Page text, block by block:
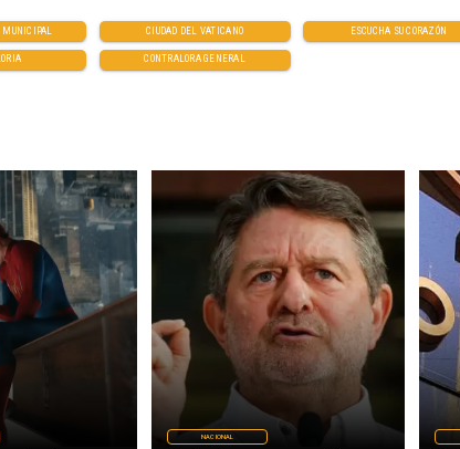
CIUDAD DEL VATICANO ESCUCHA SU CORAZÓN
CONTRALORA GENERAL
NACIONAL